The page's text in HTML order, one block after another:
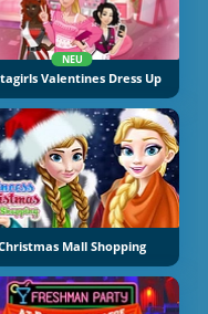
NEU
Valentines Dress Up
Mall Shopping